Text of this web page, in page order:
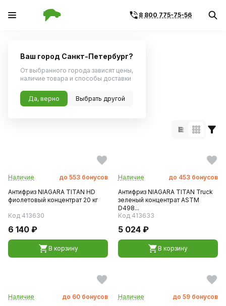
8 800 775-75-56
Поиск по артикулу Поиск по VIN
Бренд Niagara:5 товаров
Наличие до 553 бонусов
Антифриз NIAGARA TITAN HD
фиолетовый концентрат 20 кг
Код 413630
6 140 ₽
В корзину
Наличие до 453 бонусов
Антифриз NIAGARA TITAN Truck
зеленый концентрат ASTM
D498...
Код 413633
5 024 ₽
В корзину
Наличие до 60 бонусов
Наличие до 59 бонусов
Ваш город Санкт-Петербург?
От выбранного города зависят цены,
наличие товара и способы доставки
Да, верно Выбрать другой